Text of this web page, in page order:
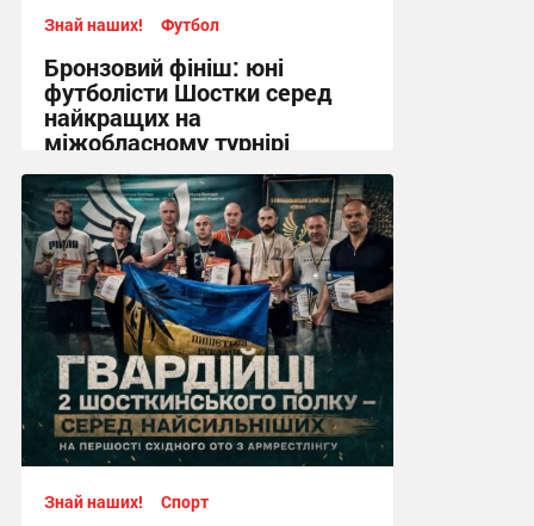
Знай наших! Футбол
Бронзовий фініш: юні
футболісти Шостки серед
найкращих на
міжобласному турнірі
11:57, 4.08.2026
Знай наших! Спорт